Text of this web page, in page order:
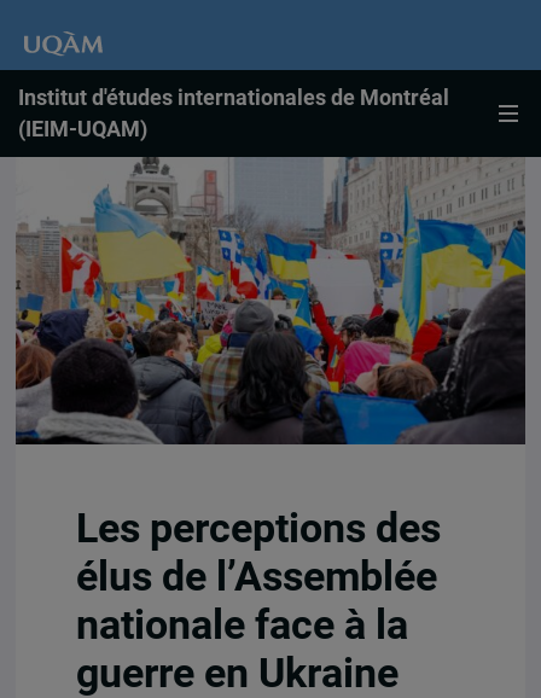
Institut d'études internationales de Montréal
(IEIM-UQAM)
Les perceptions des
élus de l’Assemblée
nationale face à la
guerre en Ukraine